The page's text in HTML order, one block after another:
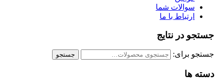
سوالات شما
ارتباط با ما
جستجو در نتایج
جستجو برای: جستجو
دسته ها